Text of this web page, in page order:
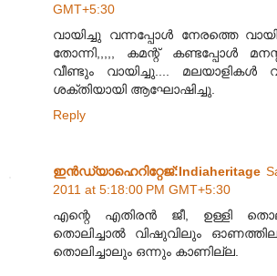
GMT+5:30
വായിച്ചു വന്നപ്പോള്‍ നേരത്തെ
തോന്നി,,,,, കമന്റ് കണ്ടപ്പോള്‍
വീണ്ടും വായിച്ചു.... മലയാളികള്‍
ശക്തിയായി ആഘോഷിച്ചു.
Reply
ഇന്‍ഡ്യാഹെറിറ്റേജ്‌:Indiaheritage
2011 at 5:18:00 PM GMT+5:30
എന്റെ എതിരന്‍ ജീ, ഉള്ളി
തൊലിച്ചാല്‍ വിഷുവിലും
തൊലിച്ചാലും ഒന്നും കാണില്ല.